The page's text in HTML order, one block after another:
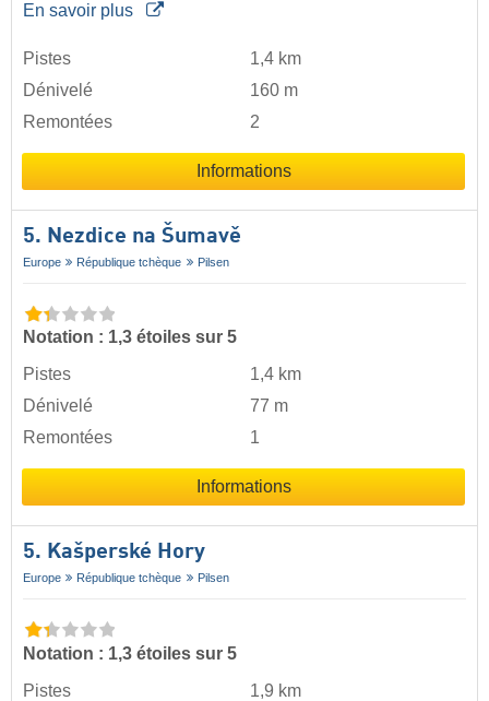
En savoir plus
Pistes
1,4 km
Dénivelé
160 m
Remontées
2
Informations
5. Nezdice na Šumavě
Europe République tchèque Pilsen
Notation : 1,3 étoiles sur 5
Pistes
1,4 km
Dénivelé
77 m
Remontées
1
Informations
5. Kašperské Hory
Europe République tchèque Pilsen
Notation : 1,3 étoiles sur 5
Pistes
1,9 km